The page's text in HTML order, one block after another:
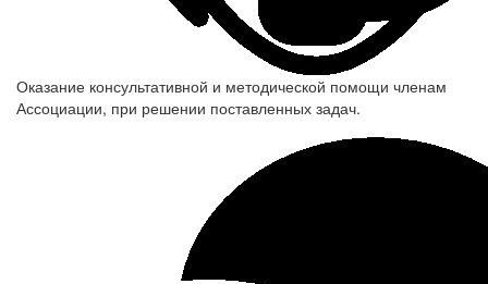
Оказание консультативной и методической помощи членам
Ассоциации, при решении поставленных задач.